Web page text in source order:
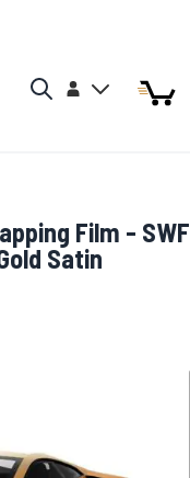
Konto Mein
Film - SWF
Satin